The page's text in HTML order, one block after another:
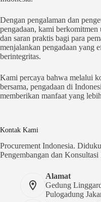
Dengan pengalaman dan
pengadaan, kami
dan saran praktis bagi para
menjalankan pengadaan yang
berintegritas.
Kami percaya bahwa melalui
bersama, pengadaan di
memberikan manfaat yang
Kontak Kami
Procurement Indonesia.
Pengembangan dan Konsultasi
Alamat
Gedung
Pulogadung